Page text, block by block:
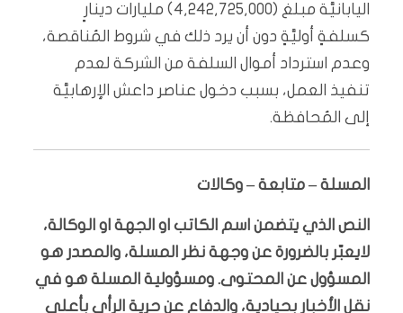
اليابانيَّة مبلغ (4,242,725,000) مليارات دينارٍ
كسلفةٍ أوليَّةٍ دون أن يرد ذلك في شروط المُناقصة،
وعدم استرداد أموال السلفة من الشركة لعدم
تنفيذ العمل، بسبب دخول عناصر داعش الإرهابيَّة
إلى المُحافظة.
المسلة – متابعة – وكالات
النص الذي يتضمن اسم الكاتب او الجهة او الوكالة،
لايعبّر بالضرورة عن وجهة نظر المسلة، والمصدر هو
المسؤول عن المحتوى. ومسؤولية المسلة هو في
نقل الأخبار بحيادية، والدفاع عن حرية الرأي بأعلى